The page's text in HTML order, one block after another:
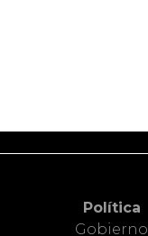
Política
Gobierno